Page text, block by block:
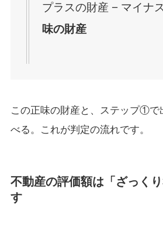
プラスの財産 − マイナ
味の財産
この正味の財産と、ステップ①で
べる。これが判定の流れです。
不動産の評価額は「ざっく
す